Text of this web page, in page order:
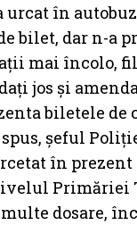
urcat în
bilet, dar n-a
mai încolo,
jos și
biletele de
șeful
în prezent
Primăriei
dosare,